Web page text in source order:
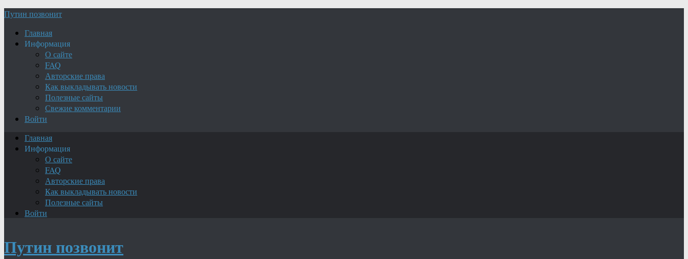
Путин позвонит
Главная
Информация
О сайте
FAQ
Авторские права
Как выкладывать новости
Полезные сайты
Свежие комментарии
Войти
Главная
Информация
О сайте
FAQ
Авторские права
Как выкладывать новости
Полезные сайты
Войти
Путин позвонит